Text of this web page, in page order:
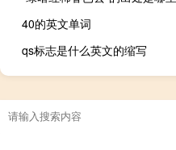
40的英文单词
qs标志是什么英文的缩写